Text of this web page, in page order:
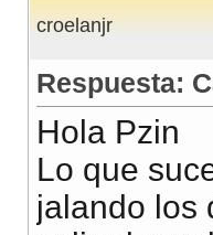
</table>
<table
<th
<th
<th
croelanjr
Respuesta:
Hola Pzin
Lo que
jalando los